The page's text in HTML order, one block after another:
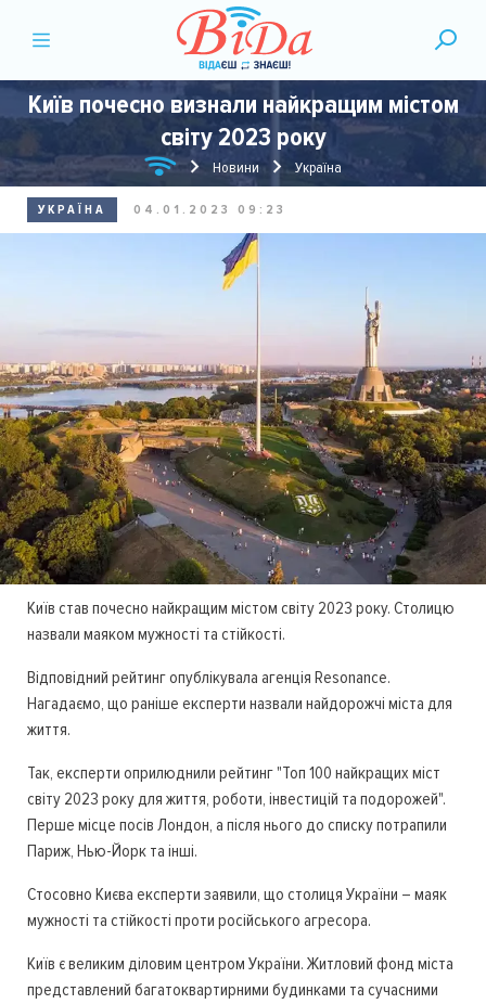
Київ почесно визнали найкращим містом
світу 2023 року
Новини Україна
УКРАЇНА 04.01.2023 09:23
Київ став почесно найкращим містом світу 2023 року. Столицю
назвали маяком мужності та стійкості.
Відповідний рейтинг опублікувала агенція Resonance.
Нагадаємо, що раніше експерти назвали найдорожчі міста для
життя.
Так, експерти оприлюднили рейтинг "Топ 100 найкращих міст
світу 2023 року для життя, роботи, інвестицій та подорожей".
Перше місце посів Лондон, а після нього до списку потрапили
Париж, Нью-Йорк та інші.
Стосовно Києва експерти заявили, що столиця України – маяк
мужності та стійкості проти російського агресора.
Київ є великим діловим центром України. Житловий фонд міста
представлений багатоквартирними будинками та сучасними